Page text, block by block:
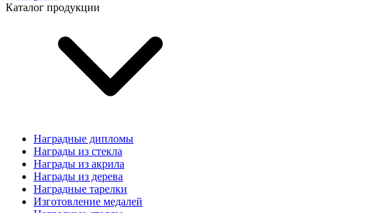
Каталог продукции
Наградные дипломы
Награды из стекла
Награды из акрила
Награды из дерева
Наградные тарелки
Изготовление медалей